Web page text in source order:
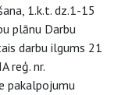
1.k.t. dz.1-15
plānu Darbu
darbu ilgums 21
reģ. nr.
pakalpojumu